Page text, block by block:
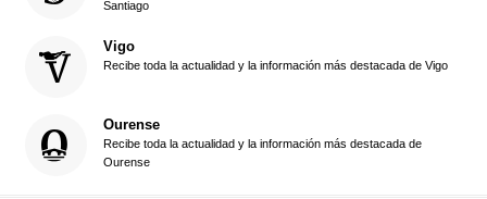
Santiago
Vigo
Recibe toda la actualidad y la información más destacada de Vigo
Ourense
Recibe toda la actualidad y la información más destacada de
Ourense